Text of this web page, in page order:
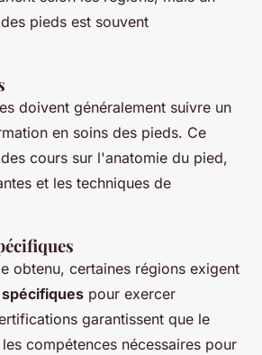
pieds est souvent
doivent généralement suivre un
en soins des pieds. Ce
cours sur l'anatomie du pied,
et les techniques de
obtenu, certaines régions exigent
pour exercer
garantissent que le
compétences nécessaires pour